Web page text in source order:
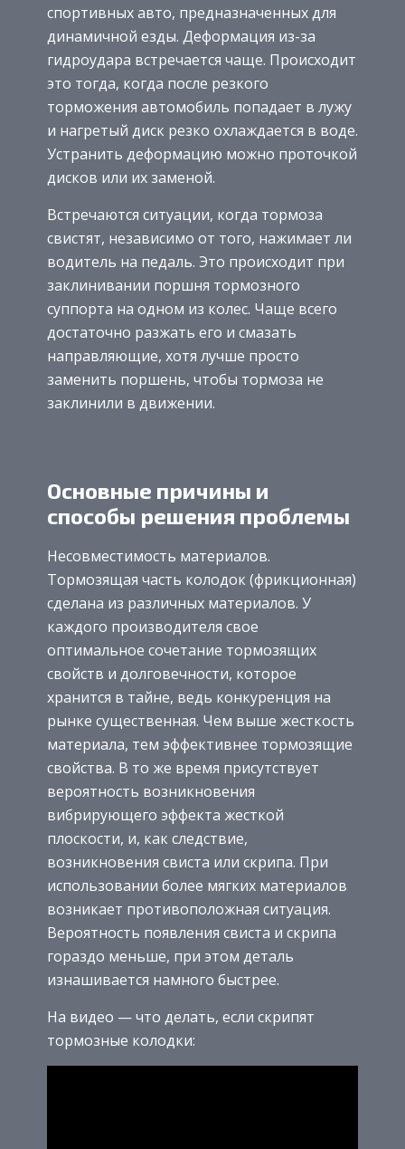
спортивных авто, предназначенных для
динамичной езды. Деформация из-за
гидроудара встречается чаще. Происходит
это тогда, когда после резкого
торможения автомобиль попадает в лужу
и нагретый диск резко охлаждается в воде.
Устранить деформацию можно проточкой
дисков или их заменой.
Встречаются ситуации, когда тормоза
свистят, независимо от того, нажимает ли
водитель на педаль. Это происходит при
заклинивании поршня тормозного
суппорта на одном из колес. Чаще всего
достаточно разжать его и смазать
направляющие, хотя лучше просто
заменить поршень, чтобы тормоза не
заклинили в движении.
Основные причины и
способы решения проблемы
Несовместимость материалов.
Тормозящая часть колодок (фрикционная)
сделана из различных материалов. У
каждого производителя свое
оптимальное сочетание тормозящих
свойств и долговечности, которое
хранится в тайне, ведь конкуренция на
рынке существенная. Чем выше жесткость
материала, тем эффективнее тормозящие
свойства. В то же время присутствует
вероятность возникновения
вибрирующего эффекта жесткой
плоскости, и, как следствие,
возникновения свиста или скрипа. При
использовании более мягких материалов
возникает противоположная ситуация.
Вероятность появления свиста и скрипа
гораздо меньше, при этом деталь
изнашивается намного быстрее.
На видео — что делать, если скрипят
тормозные колодки: